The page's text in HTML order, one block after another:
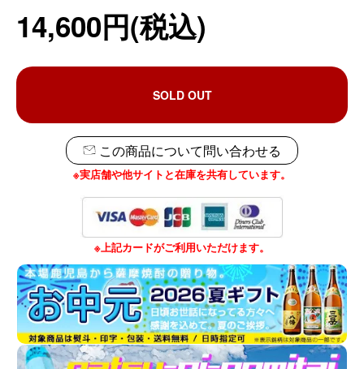
14,600円(税込)
SOLD OUT
この商品について問い合わせる
※実店舗や他サイトと在庫を共有しています。
※上記カードがご利用いただけます。